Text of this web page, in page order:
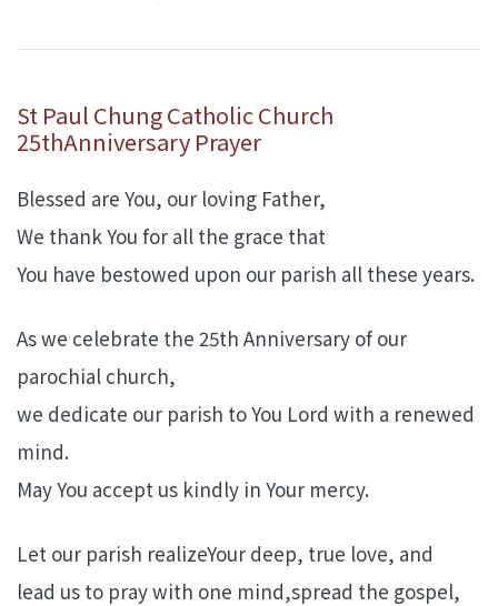
St Paul Chung Catholic Church
25thAnniversary Prayer
Blessed are You, our loving Father,
We thank You for all the grace that
You have bestowed upon our parish all these years.
As we celebrate the 25th Anniversary of our
parochial church,
we dedicate our parish to You Lord with a renewed
mind.
May You accept us kindly in Your mercy.
Let our parish realizeYour deep, true love, and
lead us to pray with one mind,spread the gospel,